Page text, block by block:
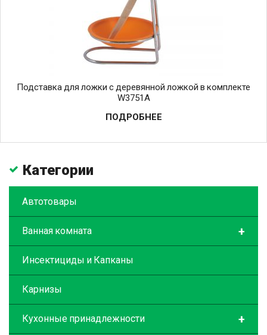
Подставка для ложки с деревянной ложкой в комплекте
W3751A
ПОДРОБНЕЕ
Категории
Автотовары
+
Ванная комната
Инсектициды и Капканы
Карнизы
+
Кухонные принадлежности